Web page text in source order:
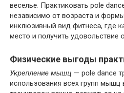
веселье. Практиковать pole
независимо от возраста и
инклюзивный вид фитнеса, где
место и получить удовольствие
Физические выгоды
Укрепление мышц — pole dance
использования всех групп мышц